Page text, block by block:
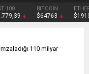
100 BITCOIN
$64763
110 milyar